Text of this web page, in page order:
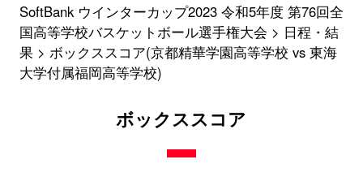
SoftBank ウインターカップ2023 令和5年度 第76回全
国高等学校バスケットボール選手権大会
日程・結
果
ボックススコア(京都精華学園高等学校 vs 東海
大学付属福岡高等学校)
ボックススコア